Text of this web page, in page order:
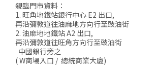
親臨門市資料：
1. 旺角地鐵站銀行中心 E2 出口,
再沿彌敦道往油麻地方向行至豉油街
2. 油麻地地鐵站 A2 出口,
再沿彌敦道往旺角方向行至豉油街
中國銀行旁之
( W商場入口 / 總統商業大廈)